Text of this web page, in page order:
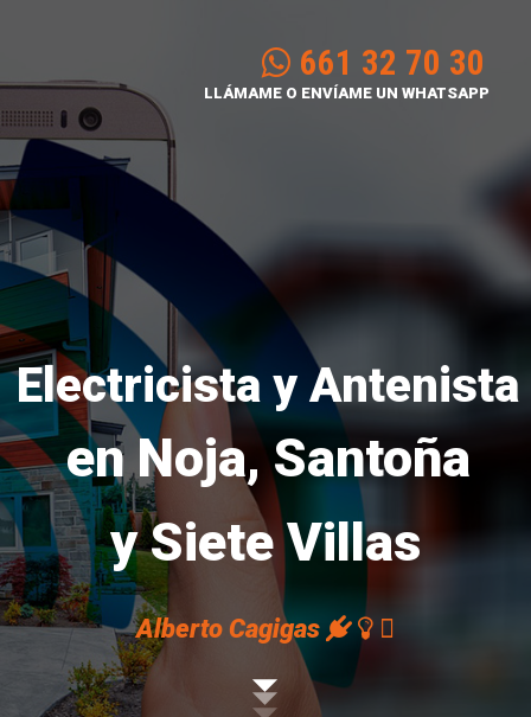
en Noja, Santoña
Electricista y Antenista
Alberto Cagigas
661 32 70 30
LLÁMAME O ENVÍAME UN WHATSAPP
y Siete Villas